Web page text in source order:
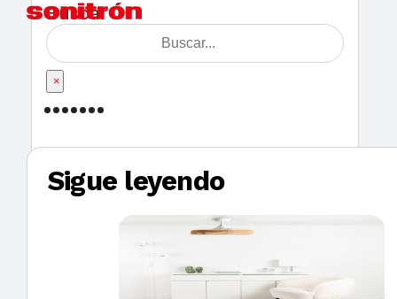
Buscar
×
Sigue leyendo